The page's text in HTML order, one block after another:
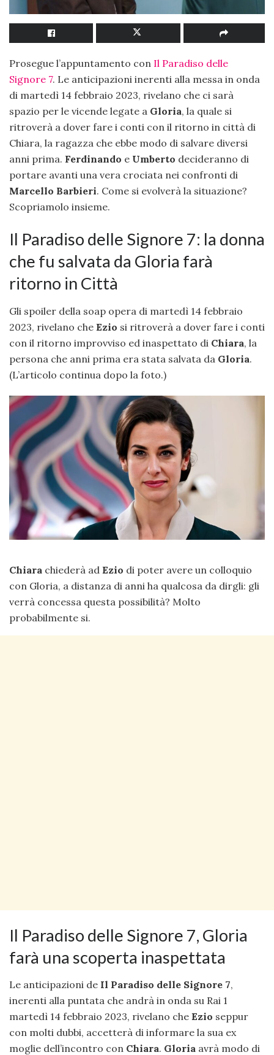
Prosegue l’appuntamento con Il Paradiso delle
Signore 7. Le anticipazioni inerenti alla messa in onda
di martedì 14 febbraio 2023, rivelano che ci sarà
spazio per le vicende legate a Gloria, la quale si
ritroverà a dover fare i conti con il ritorno in città di
Chiara, la ragazza che ebbe modo di salvare diversi
anni prima. Ferdinando e Umberto decideranno di
portare avanti una vera crociata nei confronti di
Marcello Barbieri. Come si evolverà la situazione?
Scopriamolo insieme.
Il Paradiso delle Signore 7: la donna
che fu salvata da Gloria farà
ritorno in Città
Gli spoiler della soap opera di martedì 14 febbraio
2023, rivelano che Ezio si ritroverà a dover fare i conti
con il ritorno improvviso ed inaspettato di Chiara, la
persona che anni prima era stata salvata da Gloria.
(L’articolo continua dopo la foto.)
Chiara chiederà ad Ezio di poter avere un colloquio
con Gloria, a distanza di anni ha qualcosa da dirgli: gli
verrà concessa questa possibilità? Molto
probabilmente si.
Il Paradiso delle Signore 7, Gloria
farà una scoperta inaspettata
Le anticipazioni de Il Paradiso delle Signore 7,
inerenti alla puntata che andrà in onda su Rai 1
martedì 14 febbraio 2023, rivelano che Ezio seppur
con molti dubbi, accetterà di informare la sua ex
moglie dell’incontro con Chiara. Gloria avrà modo di